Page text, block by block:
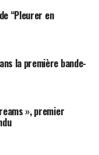
“Pleurer en
la première bande-
», premier